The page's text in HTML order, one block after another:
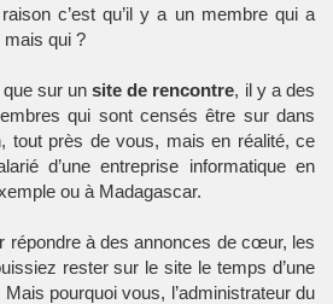
c’est qu’il y a un membre qui a
mais qui ?
que sur unsite de rencontre, il y a des
qui sont censés être sur dans
tout près de vous, mais en réalité, ce
d’une entreprise informatique en
ou à Madagascar.
répondre à des annonces de cœur, les
rester sur le site le temps d’une
pourquoi vous, l’administrateur du